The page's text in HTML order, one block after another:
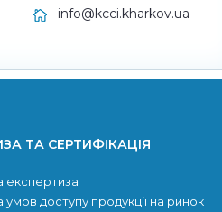
info@kcci.kharkov.ua
ТА СЕРТИФІКАЦІЯ
умов доступу продукції на ринок